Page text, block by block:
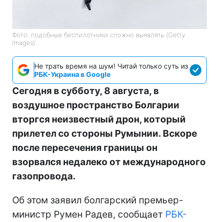
Фото: подобные беспилотники сложно выявлять (Getty
Images)
Не трать время на шум! Читай только суть из
РБК-Украина в Google
Сегодня в субботу, 8 августа, в
воздушное пространство Болгарии
вторгся неизвестный дрон, который
прилетел со стороны Румынии. Вскоре
после пересечения границы он
взорвался недалеко от международного
газопровода.
Об этом заявил болгарский премьер-
министр Румен Радев, сообщает РБК-